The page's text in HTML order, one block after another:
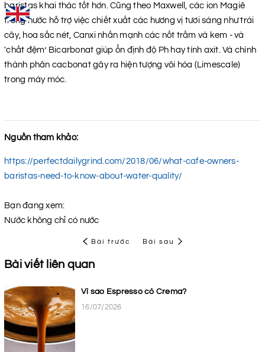
baristas khai thác tốt hơn. Cũng theo Maxwell, các ion Magiê
trong nước hỗ trợ việc chiết xuất các hương vị tươi sáng như trái
cây, hoa sắc nét, Canxi nhấn mạnh các nốt trầm và kem - và
'chất đệm’ Bicarbonat giúp ổn định độ Ph hay tính axit. Và chính
thành phân cacbonat gây ra hiện tượng vôi hóa (Limescale)
trong máy móc.
Nguồn tham khảo:
https://perfectdailygrind.com/2018/06/what-cafe-owners-
baristas-need-to-know-about-water-quality/
Bạn đang xem:
Nước không chỉ có nước
Bài trước Bài sau
Bài viết liên quan
Vì sao Espresso có Crema?
16/07/2026